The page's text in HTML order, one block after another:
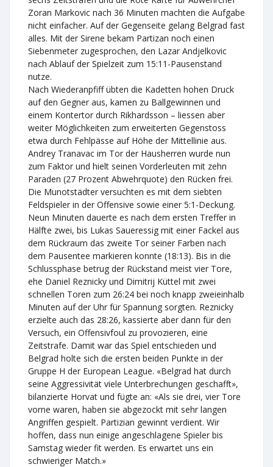
Zoran Markovic nach 36 Minuten machten die Aufgabe
nicht einfacher. Auf der Gegenseite gelang Belgrad fast
alles. Mit der Sirene bekam Partizan noch einen
Siebenmeter zugesprochen, den Lazar Andjelkovic
nach Ablauf der Spielzeit zum 15:11-Pausenstand
nutze.
Nach Wiederanpfiff übten die Kadetten hohen Druck
auf den Gegner aus, kamen zu Ballgewinnen und
einem Kontertor durch Rikhardsson – liessen aber
weiter Möglichkeiten zum erweiterten Gegenstoss
etwa durch Fehlpässe auf Höhe der Mittellinie aus.
Andrey Tranavac im Tor der Hausherren wurde nun
zum Faktor und hielt seinen Vorderleuten mit zehn
Paraden (27 Prozent Abwehrquote) den Rücken frei.
Die Munotstädter versuchten es mit dem siebten
Feldspieler in der Offensive sowie einer 5:1-Deckung.
Neun Minuten dauerte es nach dem ersten Treffer in
Hälfte zwei, bis Lukas Saueressig mit einer Fackel aus
dem Rückraum das zweite Tor seiner Farben nach
dem Pausentee markieren konnte (18:13). Bis in die
Schlussphase betrug der Rückstand meist vier Tore,
ehe Daniel Reznicky und Dimitrij Küttel mit zwei
schnellen Toren zum 26:24 bei noch knapp zweieinhalb
Minuten auf der Uhr für Spannung sorgten. Reznicky
erzielte auch das 28:26, kassierte aber dann für den
Versuch, ein Offensivfoul zu provozieren, eine
Zeitstrafe. Damit war das Spiel entschieden und
Belgrad holte sich die ersten beiden Punkte in der
Gruppe H der European League. «Belgrad hat durch
seine Aggressivität viele Unterbrechungen geschafft»,
bilanzierte Horvat und fügte an: «Als sie drei, vier Tore
vorne waren, haben sie abgezockt mit sehr langen
Angriffen gespielt. Partizian gewinnt verdient. Wir
hoffen, dass nun einige angeschlagene Spieler bis
Samstag wieder fit werden. Es erwartet uns ein
schwieriger Match.»